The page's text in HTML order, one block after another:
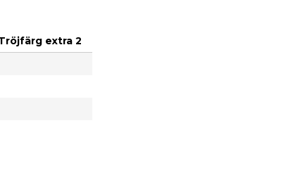
extra 2